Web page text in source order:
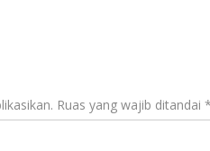
Ruas yang wajib ditandai *